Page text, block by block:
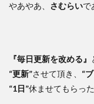
やあやあ、 さむらいで
『毎日更新を改める』
“更新”させて頂き、 “
“1日”休ませてもらった